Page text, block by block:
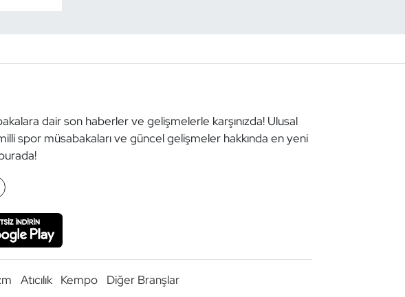
dair son haberler ve gelişmelerle karşınızda! Ulusal
spor müsabakaları ve güncel gelişmeler hakkında en yeni
Atıcılık Kempo Diğer Branşlar